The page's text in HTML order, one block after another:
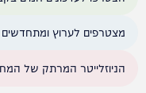
מצטרפים לערוץ ומתחדשים
הניוזלייטר המרתק של